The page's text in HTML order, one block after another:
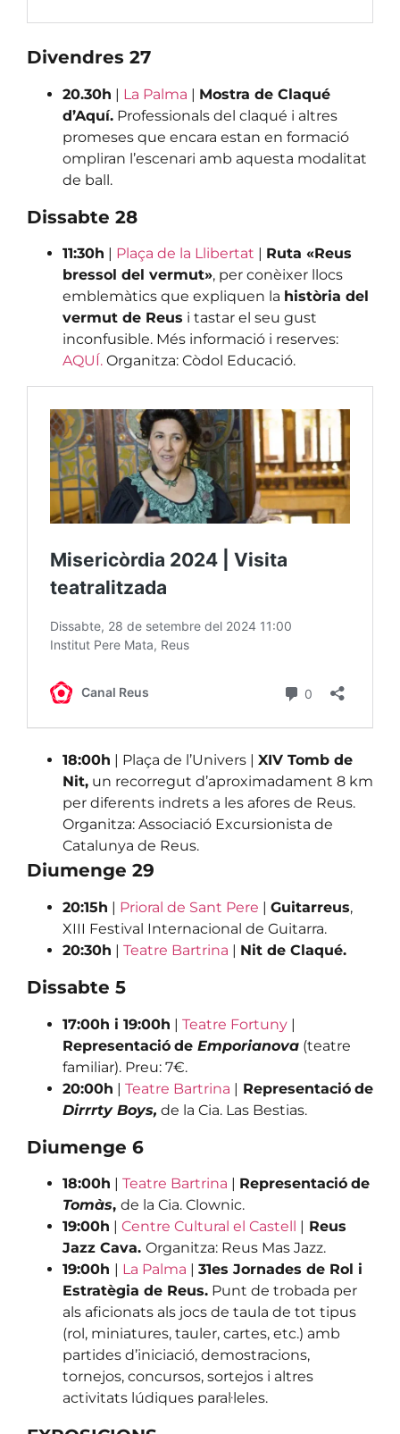
Divendres 27
20.30h | La Palma | Mostra de Claqué
d’Aquí. Professionals del claqué i altres
promeses que encara estan en formació
ompliran l’escenari amb aquesta modalitat
de ball.
Dissabte 28
11:30h | Plaça de la Llibertat | Ruta «Reus
bressol del vermut», per conèixer llocs
emblemàtics que expliquen la història del
vermut de Reus i tastar el seu gust
inconfusible. Més informació i reserves:
AQUÍ. Organitza: Còdol Educació.
18:00h | Plaça de l’Univers | XIV Tomb de
Nit, un recorregut d’aproximadament 8 km
per diferents indrets a les afores de Reus.
Organitza: Associació Excursionista de
Catalunya de Reus.
Diumenge 29
20:15h | Prioral de Sant Pere | Guitarreus,
XIII Festival Internacional de Guitarra.
20:30h | Teatre Bartrina | Nit de Claqué.
Dissabte 5
17:00h i 19:00h | Teatre Fortuny |
Representació de Emporianova (teatre
familiar). Preu: 7€.
20:00h | Teatre Bartrina | Representació de
Dirrrty Boys, de la Cia. Las Bestias.
Diumenge 6
18:00h | Teatre Bartrina | Representació de
Tomàs, de la Cia. Clownic.
19:00h | Centre Cultural el Castell | Reus
Jazz Cava. Organitza: Reus Mas Jazz.
19:00h | La Palma | 31es Jornades de Rol i
Estratègia de Reus. Punt de trobada per
als aficionats als jocs de taula de tot tipus
(rol, miniatures, tauler, cartes, etc.) amb
partides d’iniciació, demostracions,
tornejos, concursos, sortejos i altres
activitats lúdiques paral·leles.